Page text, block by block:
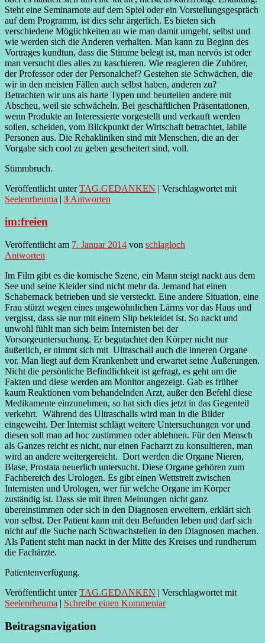
Steht eine Seminarnote auf dem Spiel oder ein Vorstellungsgespräch
auf dem Programm, ist dies sehr ärgerlich. Es bieten sich
verschiedene Möglichkeiten an wie man damit umgeht, selbst und
wie werden sich die Anderen verhalten. Man kann zu Beginn des
Vortrages kundtun, dass die Stimme belegt ist, man nervös ist oder
man versucht dies alles zu kaschieren. Wie reagieren die Zuhörer,
der Professor oder der Personalchef? Gestehen sie Schwächen, die
wir in den meisten Fällen auch selbst haben, anderen zu?
Betrachten wir uns als harte Typen und beurteilen andere mit
Abscheu, weil sie schwächeln. Bei geschäftlichen Präsentationen,
wenn Produkte an Interessierte vorgestellt und verkauft werden
sollen, scheiden, vom Blickpunkt der Wirtschaft betrachtet, labile
Personen aus. Die Rehakliniken sind mit Menschen, die an der
Vorgabe sich cool zu geben gescheitert sind, voll.
Stimmbruch.
Veröffentlicht unter TAG.GEDANKEN | Verschlagwortet mit
Seelenrheuma | 3 Antworten
im:freien
Veröffentlicht am 7. Januar 2014 von schlagloch
Antworten
Im Film gibt es die komische Szene, ein Mann steigt nackt aus dem
See und seine Kleider sind nicht mehr da. Jemand hat einen
Schabernack betrieben und sie versteckt. Eine andere Situation, eine
Frau stürzt wegen eines ungewöhnlichen Lärms vor das Haus und
vergisst, dass sie nur mit einem Slip bekleidet ist. So nackt und
unwohl fühlt man sich beim Internisten bei der
Vorsorgeuntersuchung. Er begutachtet den Körper nicht nur
äußerlich, er nimmt sich mit Ultraschall auch die inneren Organe
vor. Man liegt auf dem Krankenbett und erwartet seine Äußerungen.
Nicht die persönliche Befindlichkeit ist gefragt, es geht um die
Fakten und diese werden am Monitor angezeigt. Gab es früher
kaum Reaktionen vom behandelnden Arzt, außer den Befehl diese
Medikamente einzunehmen, so hat sich dies jetzt in das Gegenteil
verkehrt. Während des Ultraschalls wird man in die Bilder
eingeweiht. Der Internist schlägt weitere Untersuchungen vor und
diesen soll man ad hoc zustimmen oder ablehnen. Für den Mensch
als Ganzes reicht es nicht, nur einen Facharzt zu konsultieren, man
wird an andere weitergereicht. Dort werden die Organe Nieren,
Blase, Prostata neuerlich untersucht. Diese Organe gehören zum
Fachbereich des Urologen. Es gibt einen Wettstreit zwischen
Internisten und Urologen, wer für welche Organe im Körper
zuständig ist. Dass sie mit ihren Meinungen nicht ganz
übereinstimmen oder sich in den Diagnosen erweitern, erklärt sich
von selbst. Der Patient kann mit den Befunden leben und darf sich
nicht auf die Suche nach Schwachstellen in den Diagnosen machen.
Als Patient steht man nackt in der Mitte des Kreises und rundherum
die Fachärzte.
Patientenverfügung.
Veröffentlicht unter TAG.GEDANKEN | Verschlagwortet mit
Seelenrheuma | Schreibe einen Kommentar
Beitragsnavigation